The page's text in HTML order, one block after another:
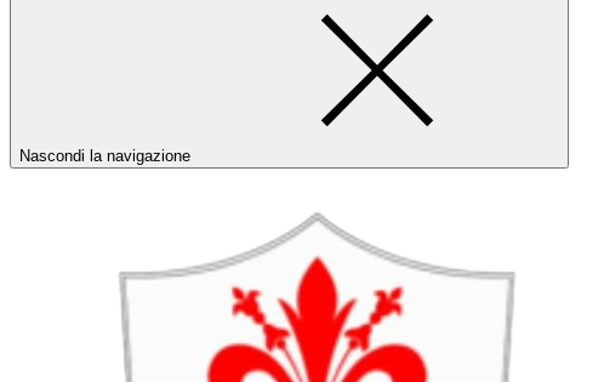
Nascondi la navigazione